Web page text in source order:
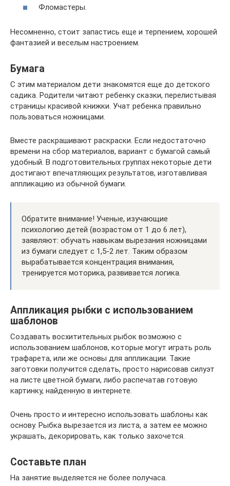
Фломастеры.
Несомненно, стоит запастись еще и терпением, хорошей
фантазией и веселым настроением.
Бумага
С этим материалом дети знакомятся еще до детского
садика. Родители читают ребенку сказки, перелистывая
страницы красивой книжки. Учат ребенка правильно
пользоваться ножницами.
Вместе раскрашивают раскраски. Если недостаточно
времени на сбор материалов, вариант с бумагой самый
удобный. В подготовительных группах некоторые дети
достигают впечатляющих результатов, изготавливая
аппликацию из обычной бумаги.
Обратите внимание! Ученые, изучающие
психологию детей (возрастом от 1 до 6 лет),
заявляют: обучать навыкам вырезания ножницами
из бумаги следует с 1,5-2 лет. Таким образом
вырабатывается концентрация внимания,
тренируется моторика, развивается логика.
Аппликация рыбки с использованием
шаблонов
Создавать восхитительных рыбок возможно с
использованием шаблонов, которые могут играть роль
трафарета, или же основы для аппликации. Такие
заготовки получится сделать, просто нарисовав силуэт
на листе цветной бумаги, либо распечатав готовую
картинку, найденную в интернете.
Очень просто и интересно использовать шаблоны как
основу. Рыбка вырезается из листа, а затем ее можно
украшать, декорировать, как только захочется.
Составьте план
На занятие выделяется не более получаса.